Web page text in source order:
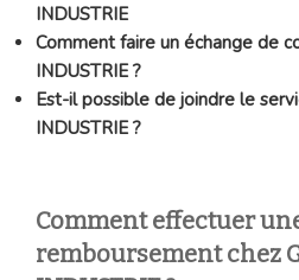
INDUSTRIE
Comment faire un échange de
INDUSTRIE ?
Est-il possible de joindre le
INDUSTRIE ?
Comment effectuer
remboursement chez